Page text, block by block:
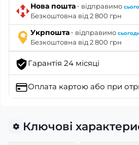
Нова пошта · відправимо
Безкоштовна від 2 800 грн
Укрпошта · відправимо
Безкоштовна від 2 800 грн
Гарантія 24 місяці
Оплата картою або при
Ключові